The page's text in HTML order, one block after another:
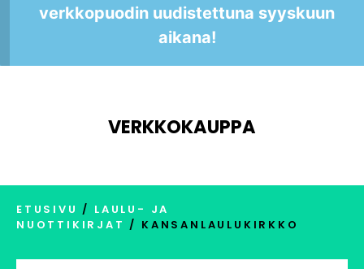
verkkopuodin uudistettuna syyskuun
aikana!
VERKKOKAUPPA
ETUSIVU / LAULU- JA
NUOTTIKIRJAT / KANSANLAULUKIRKKO